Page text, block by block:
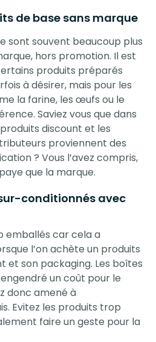
de base sans marque
sont souvent beaucoup plus
hors promotion. Il est
produits préparés
à désirer, mais pour les
la farine, les œufs ou le
Saviez vous que dans
discount et les
proviennent des
? Vous l’avez compris,
que la marque.
conditionnés avec
emballés car cela a
l’on achète un produits
et son packaging. Les boîtes
un coût pour le
donc amené à
Evitez les produits trop
faire un geste pour la